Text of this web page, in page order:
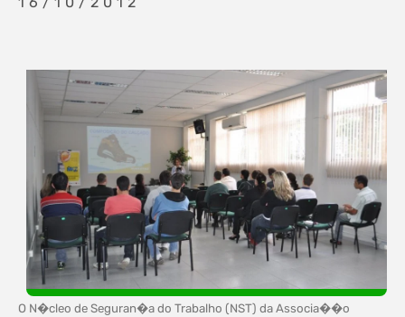
O N�cleo de Seguran�a do Trabalho (NST) da Associa��o